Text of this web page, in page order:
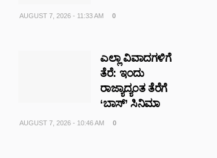
AUGUST 7, 2026 - 11:33 AM 0
ಎಲ್ಲಾ ವಿವಾದಗಳಿಗೆ
ತೆರೆ: ಇಂದು
ರಾಜ್ಯಾದ್ಯಂತ ತೆರೆಗೆ
‘ಬಾಸ್’ ಸಿನಿಮಾ
AUGUST 7, 2026 - 10:46 AM 0